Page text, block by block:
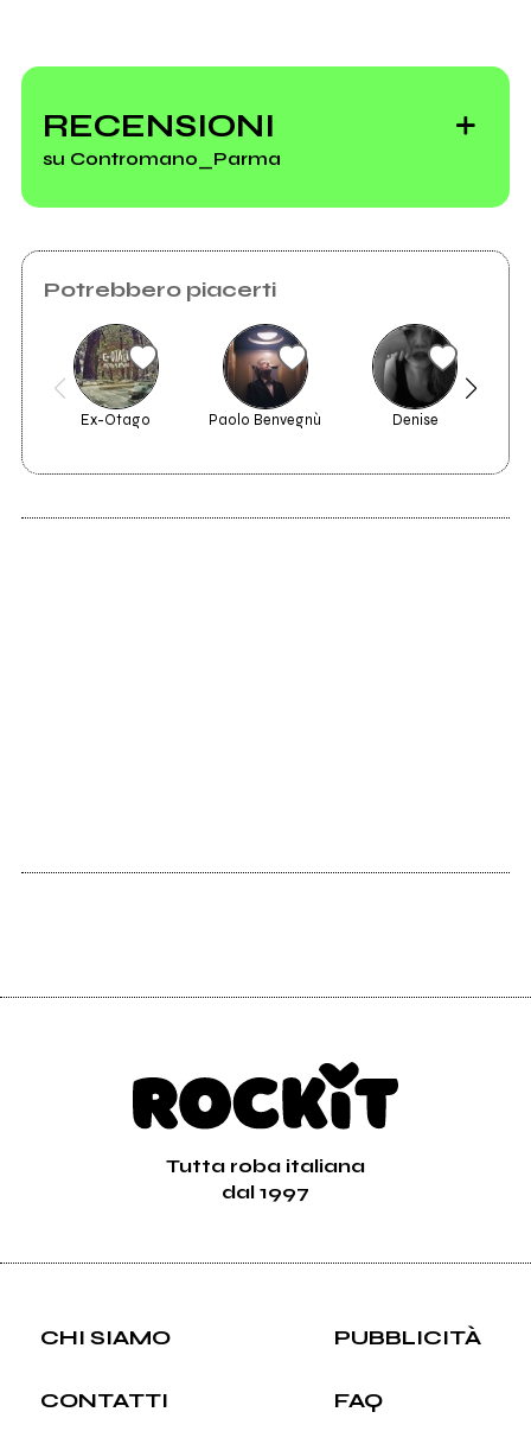
RECENSIONI
su Contromano_Parma
Credi a Me
Potrebbero piacerti
Ex-Otago Paolo Benvegnù Denise
Tutta roba italiana
dal 1997
CHI SIAMO PUBBLICITÀ
CONTATTI FAQ